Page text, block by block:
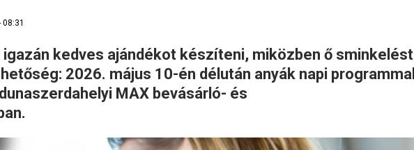
kedves ajándékot készíteni, miközben ő sminkelést
2026. május 10-én délután anyák napi programmal
MAX bevásárló- és